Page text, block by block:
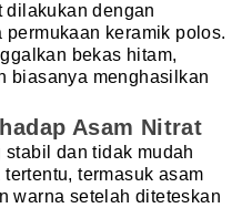
dilakukan dengan
keramik polos.
bekas hitam,
biasanya menghasilkan
Asam Nitrat
stabil dan tidak mudah
termasuk asam
warna setelah diteteskan